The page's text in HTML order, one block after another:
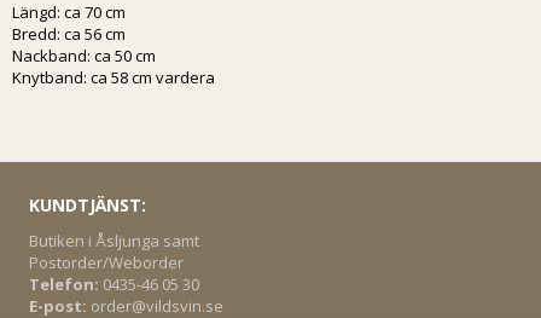
Längd: ca 70 cm
Bredd: ca 56 cm
Nackband: ca 50 cm
Knytband: ca 58 cm vardera
KUNDTJÄNST:
Butiken i Åsljunga samt
Postorder/Weborder
Telefon: 0435-46 05 30
E-post: order@vildsvin.se